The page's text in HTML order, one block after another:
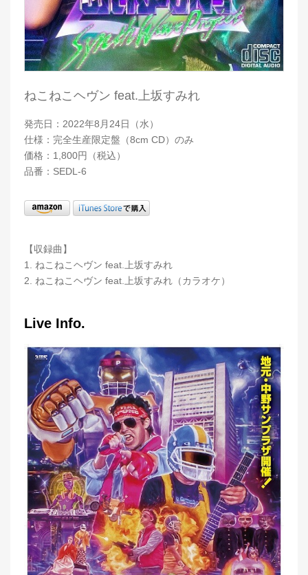
ねこねこヘヴン feat.上坂すみれ
発売日：2022年8月24日（水）
仕様：完全生産限定盤（8cm CD）のみ
価格：1,800円（税込）
品番：SEDL-6
【収録曲】
1. ねこねこヘヴン feat.上坂すみれ
2. ねこねこヘヴン feat.上坂すみれ（カラオケ）
Live Info.